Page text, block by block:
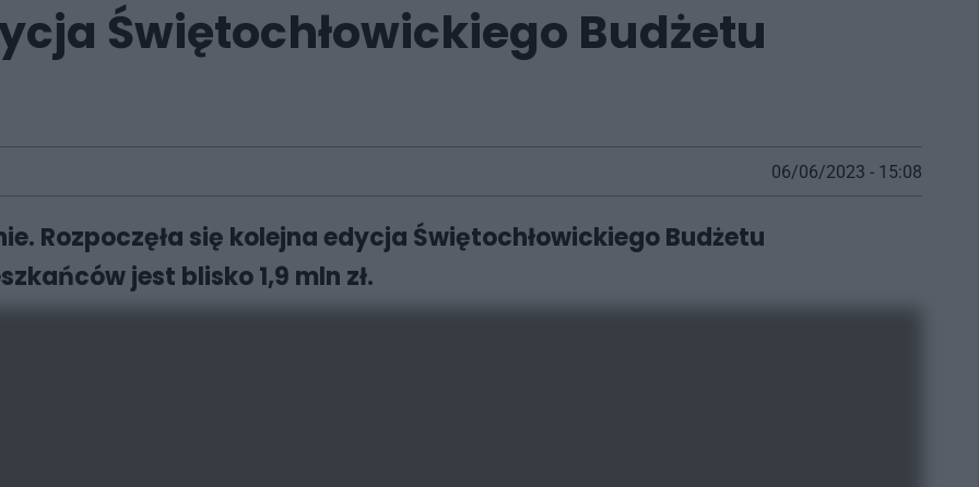
Świętochłowickiego Budżetu
06/06/2023 - 15:08
Rozpoczęła się kolejna edycja Świętochłowickiego Budżetu
jest blisko 1,9 mln zł.